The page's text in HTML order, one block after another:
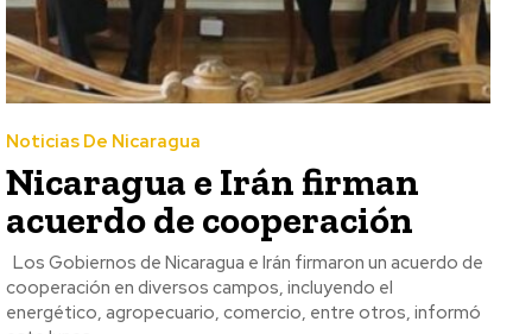
Noticias De Nicaragua
Nicaragua e Irán firman
acuerdo de cooperación
cooperación en diversos campos, incluyendo el
energético, agropecuario, comercio, entre otros, informó